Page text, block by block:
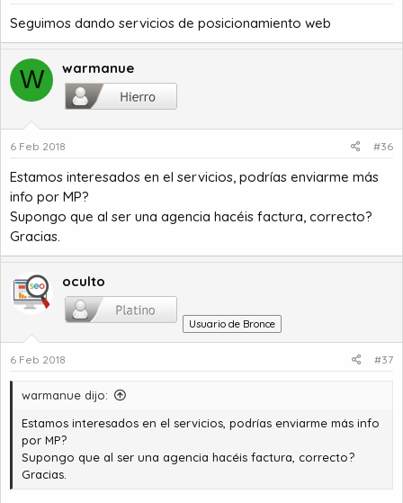
Seguimos dando servicios de posicionamiento web
W warmanue
6 Feb 2018 #36
Estamos interesados en el servicios, podrías enviarme más
info por MP?
Supongo que al ser una agencia hacéis factura, correcto?
Gracias.
oculto
Usuario de Bronce
6 Feb 2018 #37
warmanue dijo:
Estamos interesados en el servicios, podrías enviarme más info
por MP?
Supongo que al ser una agencia hacéis factura, correcto?
Gracias.